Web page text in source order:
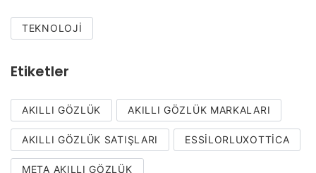
TEKNOLOJI
Etiketler
AKILLI GÖZLÜK AKILLI GÖZLÜK MARKALARI
AKILLI GÖZLÜK SATIŞLARI ESSILORLUXOTTICA
META AKILLI GÖZLÜK